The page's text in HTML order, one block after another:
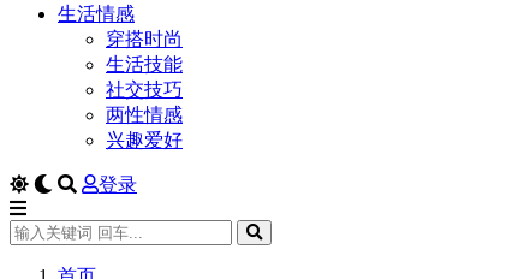
生活情感
穿搭时尚
生活技能
社交技巧
两性情感
兴趣爱好
登录